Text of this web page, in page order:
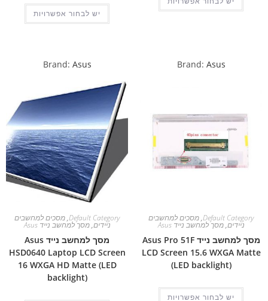
יש לבחור אפשרויות
Brand: Asus
Default Category
,מסכים למחשבים
ניידים,מסך למחשב נייד Asus
מסך למחשב נייד Asus Pro 51F
LCD Screen 15.6 WXGA Matte
(LED backlight)
יש לבחור אפשרויות
Brand: Asus
Default Category
,מסכים למחשבים
ניידים,מסך למחשב נייד Asus
מסך למחשב נייד Asus
HSD0640 Laptop LCD Screen
16 WXGA HD Matte (LED
backlight)